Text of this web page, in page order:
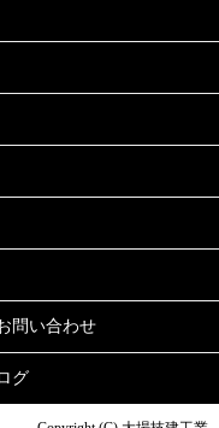
問い合わせ
グ